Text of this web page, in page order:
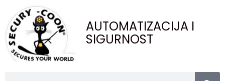
AUTOMATIZACIJA I
SIGURNOST